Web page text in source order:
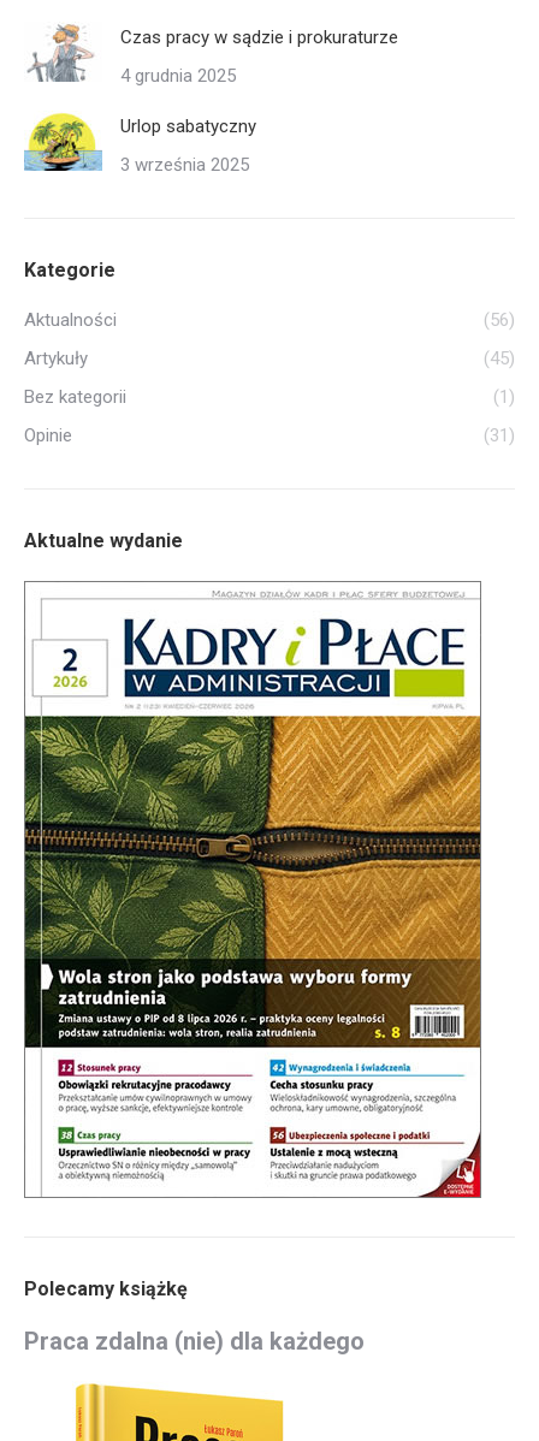
Czas pracy w sądzie i prokuraturze
4 grudnia 2025
Urlop sabatyczny
3 września 2025
Kategorie
Aktualności
(56)
Artykuły
(45)
Bez kategorii
(1)
Opinie
(31)
Aktualne wydanie
Polecamy książkę
Praca zdalna (nie) dla każdego